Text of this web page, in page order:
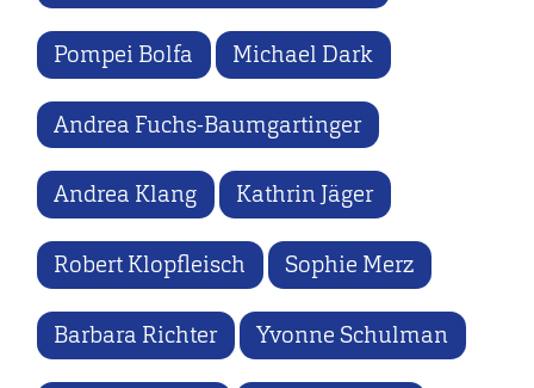
Pompei Bolfa Michael Dark
Andrea Fuchs-Baumgartinger
Andrea Klang Kathrin Jäger
Robert Klopfleisch Sophie Merz
Barbara Richter Yvonne Schulman